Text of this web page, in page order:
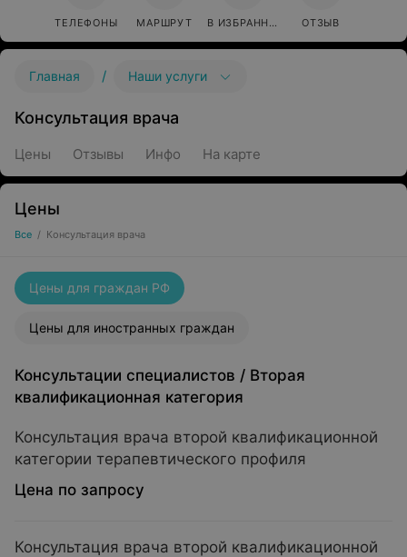
ТЕЛЕФОНЫ МАРШРУТ В ИЗБРАННОЕ ОТЗЫВ
Главная / Наши услуги
Консультация врача
Цены Отзывы Инфо На карте
Цены
Все / Консультация врача
Цены для граждан РФ
Цены для иностранных граждан
Консультации специалистов / Вторая
квалификационная категория
Консультация врача второй квалификационной
категории терапевтического профиля
Цена по запросу
Консультация врача второй квалификационной